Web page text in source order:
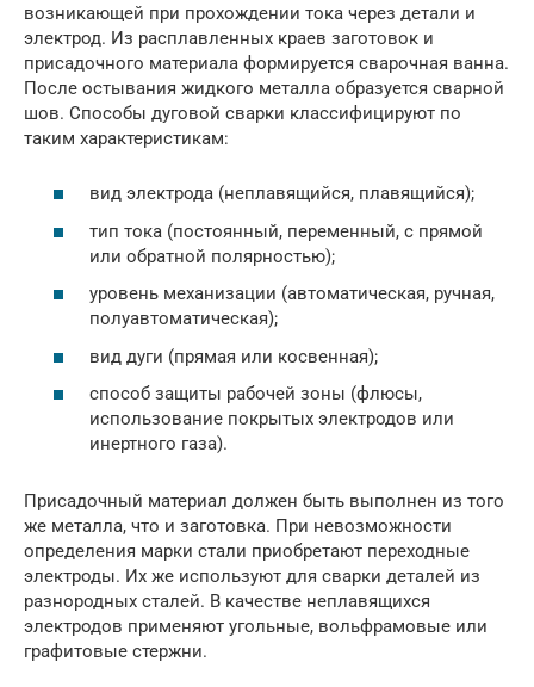
возникающей при прохождении тока через детали и
электрод. Из расплавленных краев заготовок и
присадочного материала формируется сварочная ванна.
После остывания жидкого металла образуется сварной
шов. Способы дуговой сварки классифицируют по
таким характеристикам:
вид электрода (неплавящийся, плавящийся);
тип тока (постоянный, переменный, с прямой
или обратной полярностью);
уровень механизации (автоматическая, ручная,
полуавтоматическая);
вид дуги (прямая или косвенная);
способ защиты рабочей зоны (флюсы,
использование покрытых электродов или
инертного газа).
Присадочный материал должен быть выполнен из того
же металла, что и заготовка. При невозможности
определения марки стали приобретают переходные
электроды. Их же используют для сварки деталей из
разнородных сталей. В качестве неплавящихся
электродов применяют угольные, вольфрамовые или
графитовые стержни.